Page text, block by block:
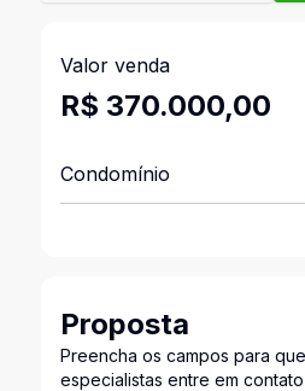
Valor venda
R$ 370.000,00
Condomínio
Proposta
Preencha os campos para
especialistas entre em contato